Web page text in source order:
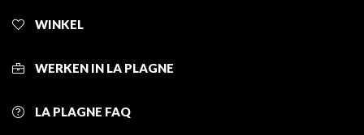
WINKEL
WERKEN IN LA PLAGNE
LA PLAGNE FAQ